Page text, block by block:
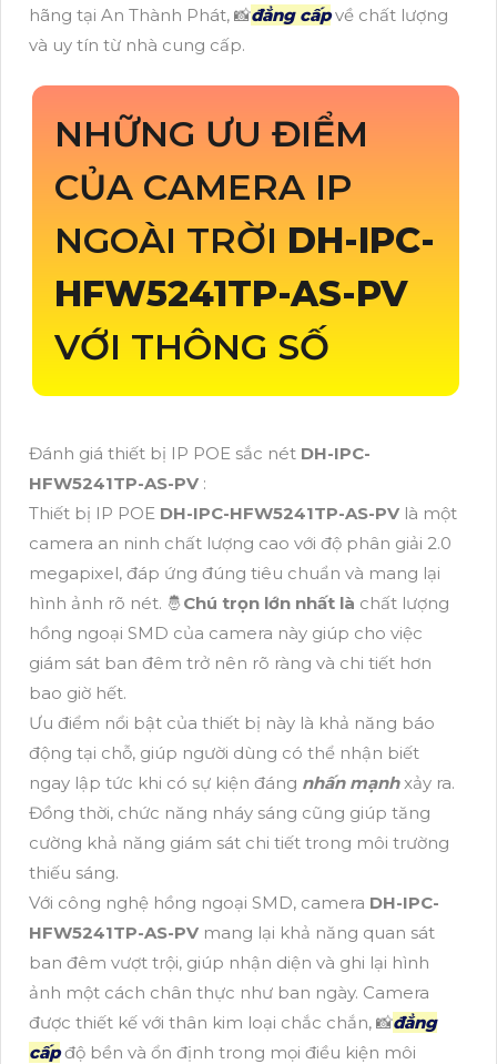
hãng tại An Thành Phát, 📸đẳng cấpvề chất lượng
và uy tín từ nhà cung cấp.
NHỮNG ƯU ĐIỂM
CỦA CAMERA IP
NGOÀI TRỜI DH-IPC-
HFW5241TP-AS-PV
VỚI THÔNG SỐ
Đánh giá thiết bị IP POE sắc nét DH-IPC-
HFW5241TP-AS-PV :
Thiết bị IP POE DH-IPC-HFW5241TP-AS-PV là một
camera an ninh chất lượng cao với độ phân giải 2.0
megapixel, đáp ứng đúng tiêu chuẩn và mang lại
hình ảnh rõ nét. 🤴 Chú trọn lớn nhất là chất lượng
hồng ngoại SMD của camera này giúp cho việc
giám sát ban đêm trở nên rõ ràng và chi tiết hơn
bao giờ hết.
Ưu điểm nổi bật của thiết bị này là khả năng báo
động tại chỗ, giúp người dùng có thể nhận biết
ngay lập tức khi có sự kiện đáng nhấn mạnhxảy ra.
Đồng thời, chức năng nháy sáng cũng giúp tăng
cường khả năng giám sát chi tiết trong môi trường
thiếu sáng.
Với công nghệ hồng ngoại SMD, camera DH-IPC-
HFW5241TP-AS-PV mang lại khả năng quan sát
ban đêm vượt trội, giúp nhận diện và ghi lại hình
ảnh một cách chân thực như ban ngày. Camera
được thiết kế với thân kim loại chắc chắn, 📸đẳng
cấpđộ bền và ổn định trong mọi điều kiện môi